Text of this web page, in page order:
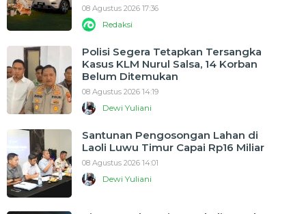
08 Agustus 2026 17:36
Redaksi
Polisi Segera Tetapkan Tersangka
Kasus KLM Nurul Salsa, 14 Korban
Belum Ditemukan
08 Agustus 2026 14:19
Dewi Yuliani
Santunan Pengosongan Lahan di
Laoli Luwu Timur Capai Rp16 Miliar
08 Agustus 2026 14:01
Dewi Yuliani